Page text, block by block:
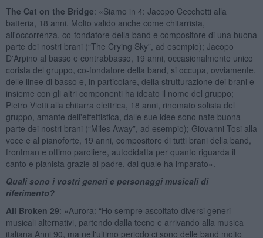
The Cat on the Bridge: «Siamo in 4: Jacopo Cecchetti alla
batteria, 18 anni. Molto valido anche come chitarrista,
all'occorrenza, co-fondatore della band e compositore di una buona
parte dei nostri brani (“The Crying Sky”, ad esempio); Jacopo
D'Arpino al basso e contrabbasso, 19 anni, occasionalmente unico
corista del gruppo, co-fondatore della band, si occupa, ovviamente,
delle linee di basso e, in particolare, della strutturazione dei brani e
insieme con gli altri componenti ha ideato il nome del gruppo;
Pietro Viotti alla chitarra elettrica, 18 anni, rinomato solista del
gruppo, amante dell'effettistica, dalle sue idee sono nate buona
parte dei nostri brani (“Miles Away”, ad esempio); Giovanni Tosi alla
voce e al pianoforte, 19 anni, compositore di tutti brani della band,
frontman e ottimo paroliere, autodidatta per quanto riguarda il
canto e pianista grazie al padre, dal quale ha imparato».
Quali sono i vostri generi e personaggi musicali di
riferimento?
All Broken 29: «Aurora: “Ho sempre ascoltato diversi generi
musicali alternativi, partendo dalla tecno e arrivando alla musica
italiana Anni 90, ma nell'ultimo periodo ci sono delle band molto